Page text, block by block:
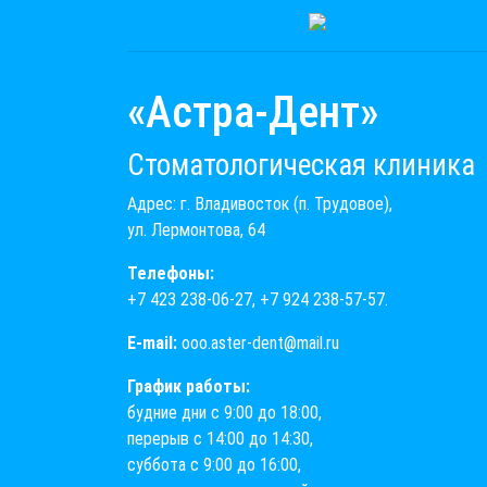
«Астра-Дент»
Стоматологическая клиника
Адрес: г. Владивосток (п. Трудовое),
ул. Лермонтова, 64
Телефоны:
+7 423 238-06-27, +7 924 238-57-57.
E-mail: ooo.aster-dent@mail.ru
График работы:
будние дни с 9:00 до 18:00,
перерыв с 14:00 до 14:30,
суббота с 9:00 до 16:00,